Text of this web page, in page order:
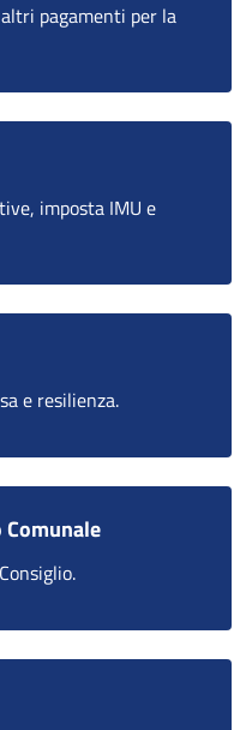
pagamenti per la
imposta IMU e
e resilienza.